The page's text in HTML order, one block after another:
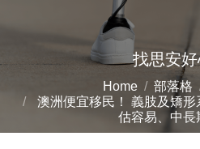
找思安
Home 部落格
澳洲便宜移民！ 義肢及矯
估容易、中長